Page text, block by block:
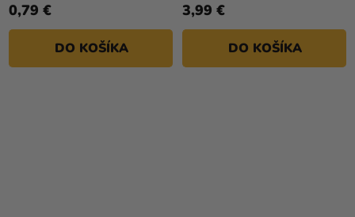
0,79 €
DO KOŠÍKA
3,99 €
DO KOŠÍKA